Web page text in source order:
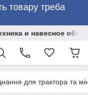
товару треба
и навесное
для трактора та